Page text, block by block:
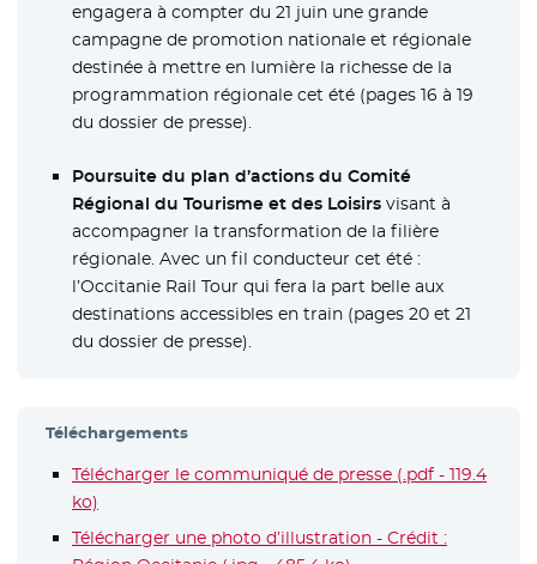
engagera à compter du 21 juin une grande
campagne de promotion nationale et régionale
destinée à mettre en lumière la richesse de la
programmation régionale cet été (pages 16 à 19
du dossier de presse).
Poursuite du plan d’actions du Comité
Régional du Tourisme et des Loisirsvisant à
accompagner la transformation de la filière
régionale. Avec un fil conducteur cet été :
l’Occitanie Rail Tour qui fera la part belle aux
destinations accessibles en train (pages 20 et 21
du dossier de presse).
Téléchargements
Télécharger le communiqué de presse (.pdf - 119.4
ko)
Télécharger une photo d’illustration - Crédit :